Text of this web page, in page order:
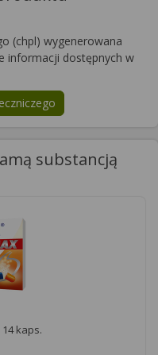
(chpl) wygenerowana
informacji dostępnych w
substancją
kaps.